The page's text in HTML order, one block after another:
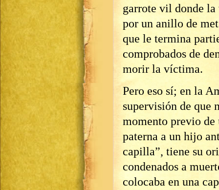
garrote vil donde la
por un anillo de
que le termina
comprobados de
morir la víctima.
Pero eso sí; en la
supervisión de que
momento previo de
paterna a un hijo
capilla”, tiene su
condenados a
colocaba en una